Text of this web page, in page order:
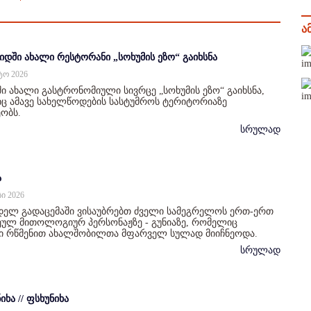
ახალი რესტორანი „სოხუმის ეზო“ გაიხსნა
2026
ახალი გასტრონომიული სივრცე „სოხუმის ეზო“ გაიხსნა,
ამავე სახელწოდების სასტუმროს ტერიტორიაზე
სრულად
2026
გადაცემაში ვისაუბრებთ ძველი სამეგრელოს ერთ-ერთ
მითოლოგიურ პერსონაჟზე - გუნიაზე, რომელიც
რწმენით ახალშობილთა მფარველ სულად მიიჩნეოდა.
სრულად
// ფსხუნიხა